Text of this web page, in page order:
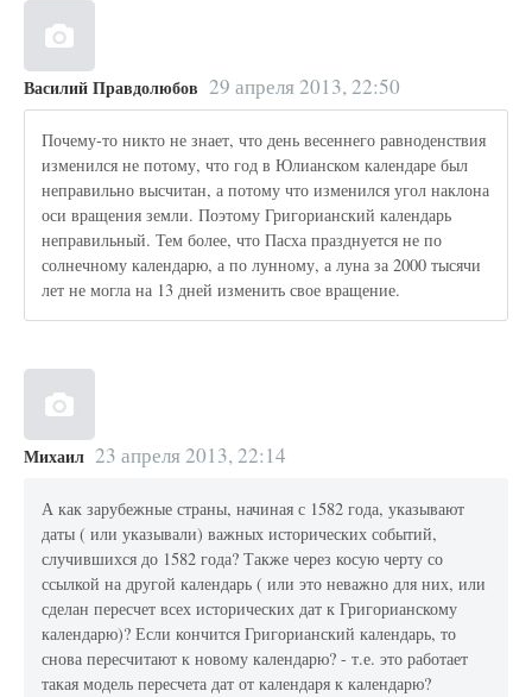
Василий Правдолюбов 29 апреля 2013, 22:50
Почему-то никто не знает, что день весеннего равноденствия
изменился не потому, что год в Юлианском календаре был
неправильно высчитан, а потому что изменился угол наклона
оси вращения земли. Поэтому Григорианский календарь
неправильный. Тем более, что Пасха празднуется не по
солнечному календарю, а по лунному, а луна за 2000 тысячи
лет не могла на 13 дней изменить свое вращение.
Михаил 23 апреля 2013, 22:14
А как зарубежные страны, начиная с 1582 года, указывают
даты ( или указывали) важных исторических событий,
случившихся до 1582 года? Также через косую черту со
ссылкой на другой календарь ( или это неважно для них, или
сделан пересчет всех исторических дат к Григорианскому
календарю)? Если кончится Григорианский календарь, то
снова пересчитают к новому календарю? - т.е. это работает
такая модель пересчета дат от календаря к календарю?